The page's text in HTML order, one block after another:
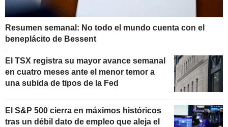
Resumen semanal: No todo el mundo cuenta con el
beneplácito de Bessent
El TSX registra su mayor avance semanal
en cuatro meses ante el menor temor a
una subida de tipos de la Fed
El S&P 500 cierra en máximos históricos
tras un débil dato de empleo que aleja el